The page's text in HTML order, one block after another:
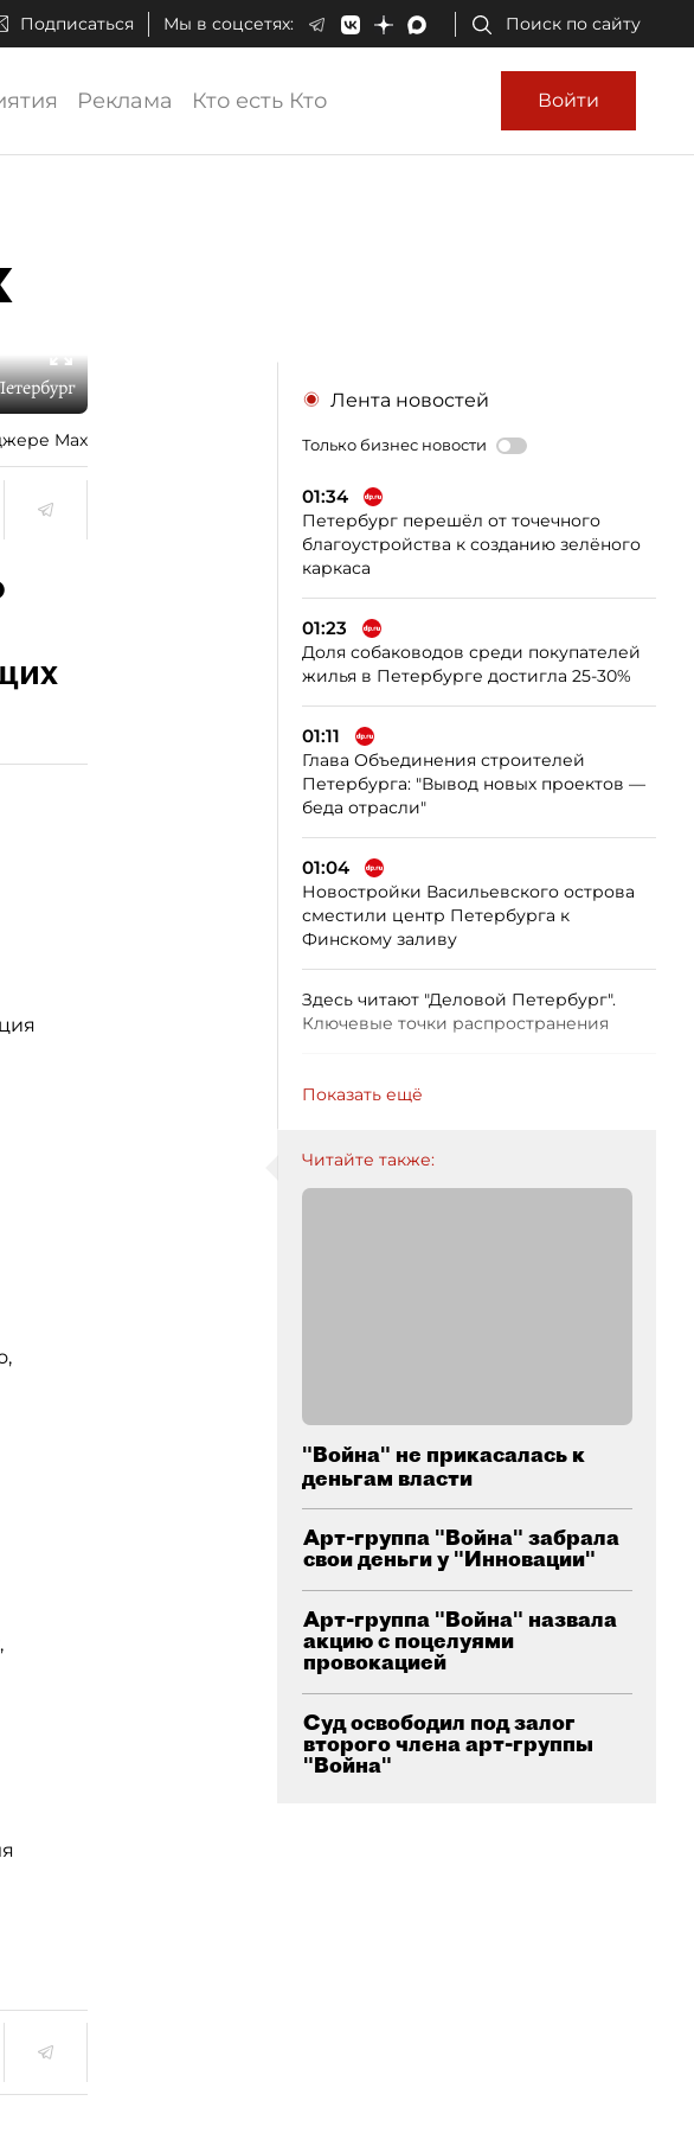
Подписаться Мы в соцсетях: Поиск по сайту
Реклама Кто есть Кто Войти
Max
Лента новостей
Только бизнес новости
01:34
Петербург перешёл от точечного
благоустройства к созданию зелёного
каркаса
01:23
Доля собаководов среди покупателей
жилья в Петербурге достигла 25-30%
01:11
Глава Объединения строителей
Петербурга: "Вывод новых проектов —
беда отрасли"
01:04
Новостройки Васильевского острова
сместили центр Петербурга к
Финскому заливу
Здесь читают "Деловой Петербург".
Ключевые точки распространения
Показать ещё
Читайте также:
"Война" не прикасалась к
деньгам власти
Арт-группа "Война" забрала
свои деньги у "Инновации"
Арт-группа "Война" назвала
акцию с поцелуями
провокацией
Суд освободил под залог
второго члена арт-группы
"Война"